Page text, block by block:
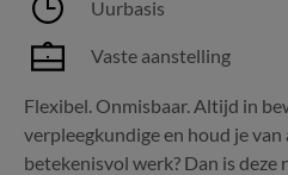
Uurbasis
Vaste aanstelling
Flexibel. Onmisbaar. Altijd in
verpleegkundige en houd je
betekenisvol werk? Dan is deze